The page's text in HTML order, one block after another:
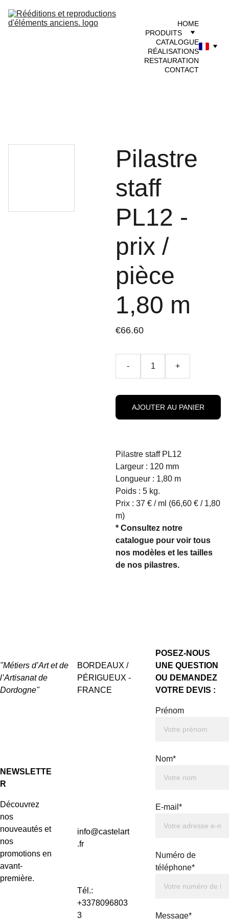
HOME
PRODUITS
CATALOGUE
RÉALISATIONS
RESTAURATION
CONTACT
Pilastre
staff
PL12 -
prix /
pièce
1,80 m
€66.60
- +
AJOUTER AU PANIER
Pilastre staff PL12
Largeur : 120 mm
Longueur : 1,80 m
Poids : 5 kg.
Prix : 37 € / ml (66,60 € / 1,80
m)
* Consultez notre
catalogue pour voir tous
nos modèles et les tailles
de nos pilastres.
NEWSLETTE
R
Découvrez
nos
nouveautés et
nos
promotions en
avant-
première.
info@castelart
.fr
Prénom
Nom*
E-mail*
Numéro de
téléphone*
Message*
Tél.:
+3378096803
3
POSEZ-NOUS
UNE QUESTION
OU DEMANDEZ
VOTRE DEVIS :
"Métiers d’Art et de
l’Artisanat de
Dordogne"
BORDEAUX /
PÉRIGUEUX -
FRANCE